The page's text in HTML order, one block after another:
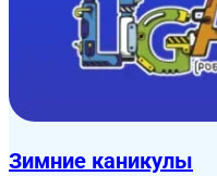
Зимние каникулы